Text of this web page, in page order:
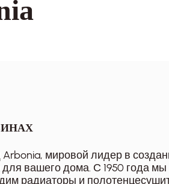
мировой лидер в
вашего дома. С 1950 года мы
радиаторы и